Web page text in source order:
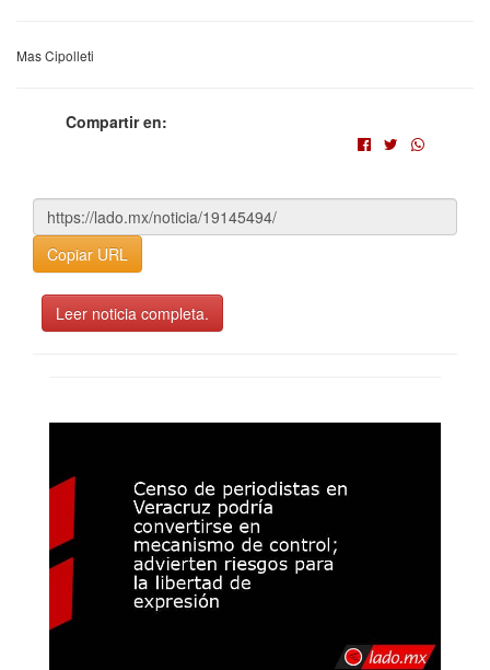
Mas Cipolleti
Compartir en:
Copiar URL
Leer noticia completa.